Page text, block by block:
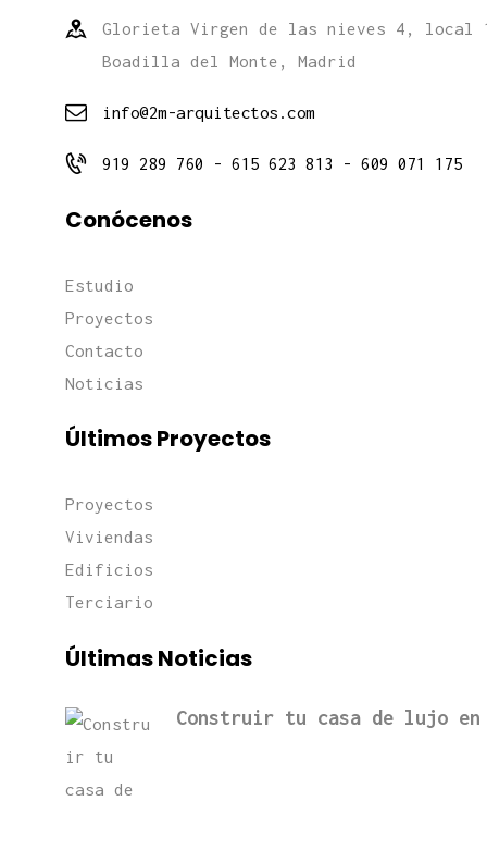
Glorieta Virgen de las nieves 4, local
Boadilla del Monte, Madrid
info@2m-arquitectos.com
919 289 760 - 615 623 813 - 609 071 175
Conócenos
Estudio
Proyectos
Contacto
Noticias
Últimos Proyectos
Proyectos
Viviendas
Edificios
Terciario
Últimas Noticias
Construir tu casa de lujo